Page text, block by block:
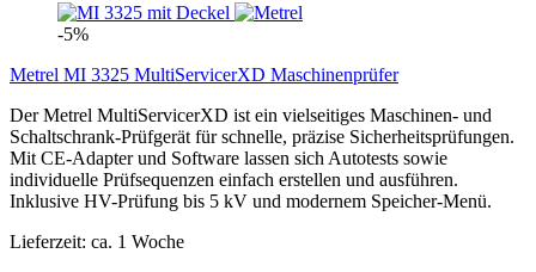
-5%
Metrel MI 3325 MultiServicerXD Maschinenprüfer
Der Metrel MultiServicerXD ist ein vielseitiges Maschinen- und
Schaltschrank-Prüfgerät für schnelle, präzise Sicherheitsprüfungen.
Mit CE-Adapter und Software lassen sich Autotests sowie
individuelle Prüfsequenzen einfach erstellen und ausführen.
Inklusive HV-Prüfung bis 5 kV und modernem Speicher-Menü.
Lieferzeit: ca. 1 Woche